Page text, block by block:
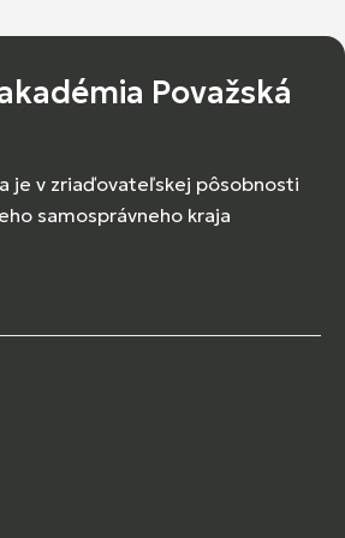
Považská
je v zriaďovateľskej pôsobnosti
samosprávneho kraja